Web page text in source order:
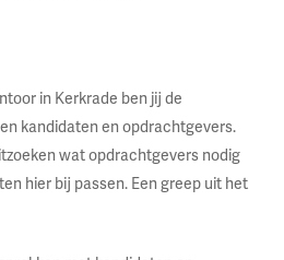
in Kerkrade ben jij de
kandidaten en opdrachtgevers.
wat opdrachtgevers nodig
hier bij passen. Een greep uit het